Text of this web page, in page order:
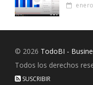
© 2026 TodoBI -
Todos los derechos
SUSCRIBIR